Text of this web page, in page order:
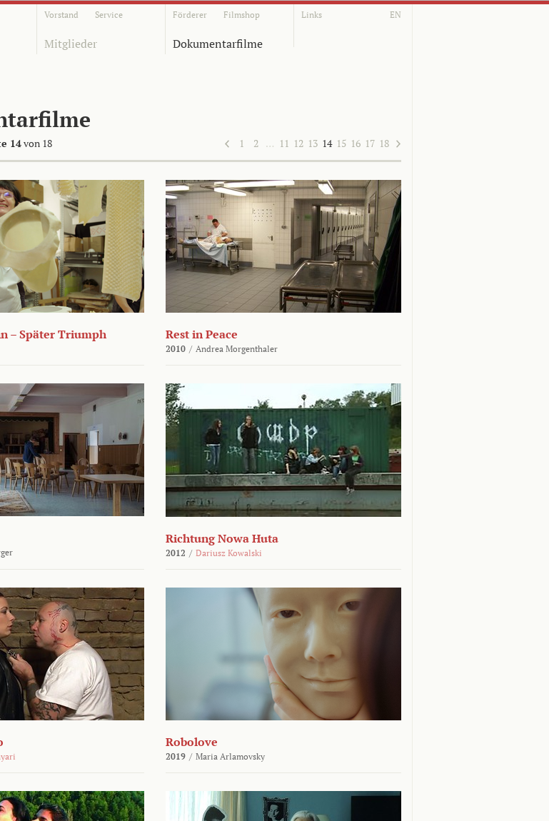
Vorstand Service Förderer Filmshop Links EN
Mitglieder Dokumentarfilme
14von 18 1 2 … 11 12 13 14 15 16 17 18
– Später Triumph Rest in Peace
2010 / Andrea Morgenthaler
Richtung Nowa Huta
2012 / Dariusz Kowalski
Robolove
2019 / Maria Arlamovsky